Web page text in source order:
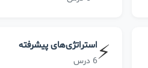
⚡استراتژی‌های پیشرفته
6 درس